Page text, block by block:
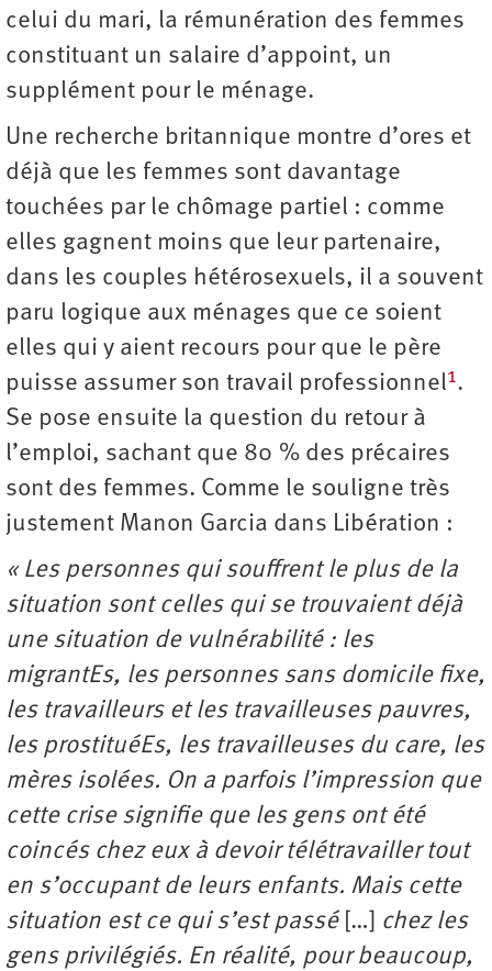
celui du mari, la rémunération des femmes
constituant un salaire d’appoint, un
supplément pour le ménage.
Une recherche britannique montre d’ores et
déjà que les femmes sont davantage
touchées par le chômage partiel : comme
elles gagnent moins que leur partenaire,
dans les couples hétérosexuels, il a souvent
paru logique aux ménages que ce soient
elles qui y aient recours pour que le père
puisse assumer son travail professionnel1.
Se pose ensuite la question du retour à
l’emploi, sachant que 80 % des précaires
sont des femmes. Comme le souligne très
justement Manon Garcia dans Libération :
« Les personnes qui souffrent le plus de la
situation sont celles qui se trouvaient déjà
une situation de vulnérabilité : les
migrantEs, les personnes sans domicile fixe,
les travailleurs et les travailleuses pauvres,
les prostituéEs, les travailleuses du care, les
mères isolées. On a parfois l’impression que
cette crise signifie que les gens ont été
coincés chez eux à devoir télétravailler tout
en s’occupant de leurs enfants. Mais cette
situation est ce qui s’est passé[…] chez les
gens privilégiés. En réalité, pour beaucoup,